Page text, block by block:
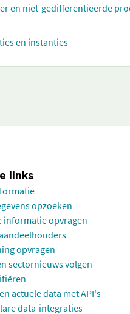
en niet-gedifferentieerde
en instanties
links
opzoeken
informatie opvragen
opvragen
sectornieuws volgen
actuele data met API's
data-integraties